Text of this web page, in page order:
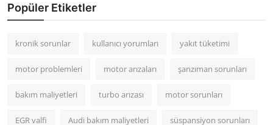
Popüler Etiketler
kronik sorunlar kullanıcı yorumları yakıt tüketimi
motor problemleri motor arızaları şanzıman sorunları
bakım maliyetleri turbo arızası motor sorunları
EGR valfi Audi bakım maliyetleri süspansiyon sorunları